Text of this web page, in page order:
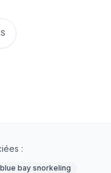
:
blue bay snorkeling